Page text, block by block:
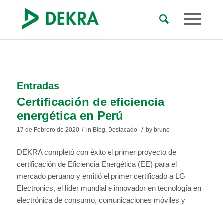
Entradas
Certificación de eficiencia
energética en Perú
17 de Febrero de 2020 / in Blog, Destacado / by bruno
DEKRA completó con éxito el primer proyecto de
certificación de Eficiencia Energética (EE) para el
mercado peruano y emitió el primer certificado a LG
Electronics, el líder mundial e innovador en tecnología en
electrónica de consumo, comunicaciones móviles y